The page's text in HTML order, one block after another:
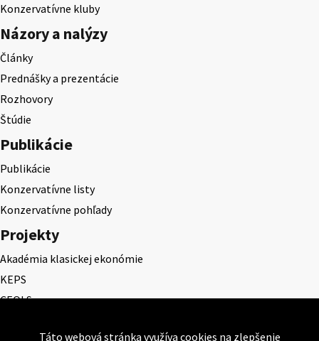
Konzervatívne kluby
Názory a nalýzy
Články
Prednášky a prezentácie
Rozhovory
Štúdie
Publikácie
Publikácie
Konzervatívne listy
Konzervatívne pohľady
Projekty
Akadémia klasickej ekonómie
KEPS
CEQLS
Táto webová stránka využíva cookies na zlepšenie